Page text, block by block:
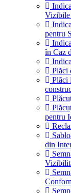
pentru
în Caz
Plăci
Plăci
pentru
din